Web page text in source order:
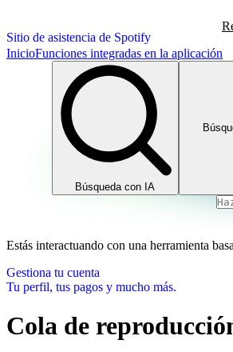
Sitio de asistencia de Spotify
InicioFunciones integradas en la aplicación
Búsqueda con IA
Estás interactuando con una herramienta
Gestiona tu cuenta
Tu perfil, tus pagos y mucho más.
Cola de